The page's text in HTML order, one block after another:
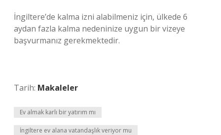
İngiltere’de kalma izni alabilmeniz için, ülkede 6
aydan fazla kalma nedeninize uygun bir vizeye
başvurmanız gerekmektedir.
Tarih: Makaleler
Ev almak karlı bir yatırım mı
İngiltere ev alana vatandaşlık veriyor mu